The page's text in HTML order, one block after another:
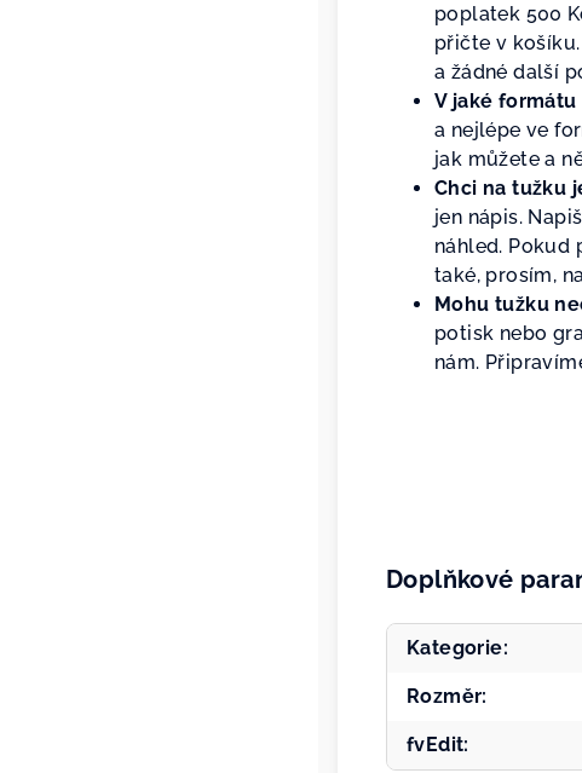
poplatek 500
přičte v
a žádné další
V jaké
a nejlépe ve
jak můžete a
Chci na tužku
jen nápis.
náhled. Pokud
také, prosím,
Mohu tužku
potisk nebo
nám.
Doplňkové
Kategorie:
Rozměr:
fvEdit: